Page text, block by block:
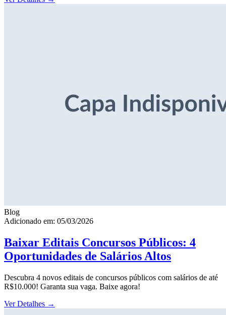
Blog
Adicionado em: 05/03/2026
Baixar Editais Concursos Públicos: 4
Oportunidades de Salários Altos
Descubra 4 novos editais de concursos públicos com salários de até
R$10.000! Garanta sua vaga. Baixe agora!
Ver Detalhes →